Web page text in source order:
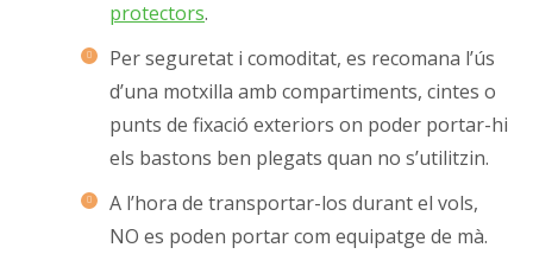
protectors.
Per seguretat i comoditat, es recomana l’ús
d’una motxilla amb compartiments, cintes o
punts de fixació exteriors on poder portar-hi
els bastons ben plegats quan no s’utilitzin.
A l’hora de transportar-los durant el vols,
NO es poden portar com equipatge de mà.